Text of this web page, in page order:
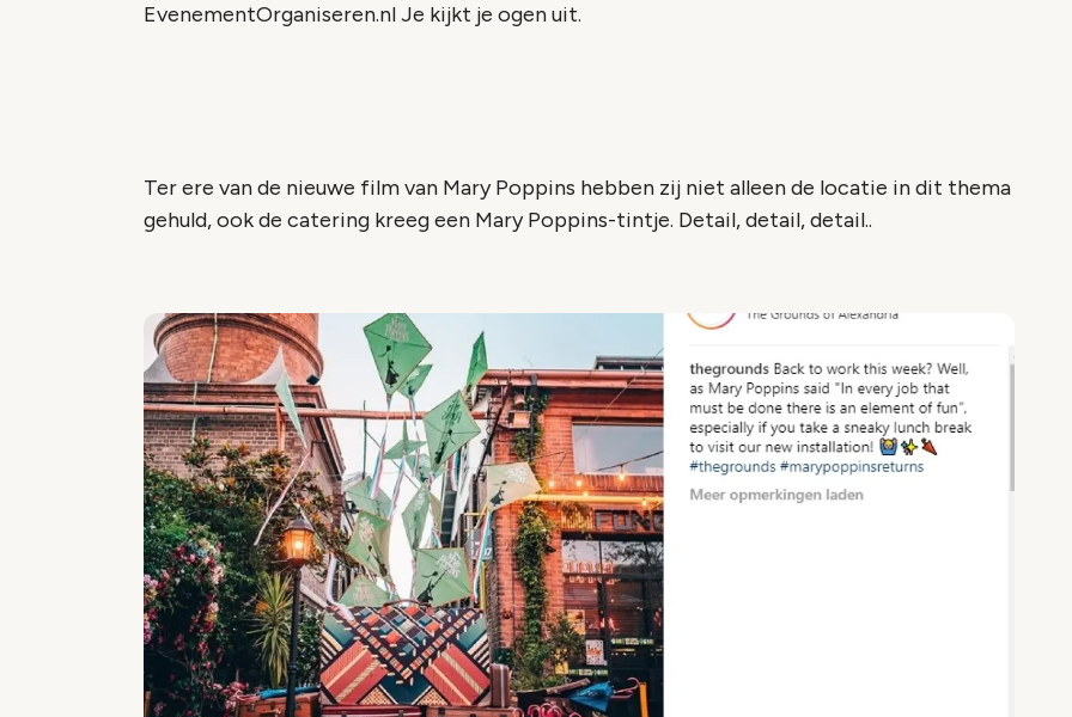
EvenementOrganiseren.nl Je kijkt je ogen uit.
Ter ere van de nieuwe film van Mary Poppins hebben zij niet alleen de locatie in dit thema
gehuld, ook de catering kreeg een Mary Poppins-tintje. Detail, detail, detail..